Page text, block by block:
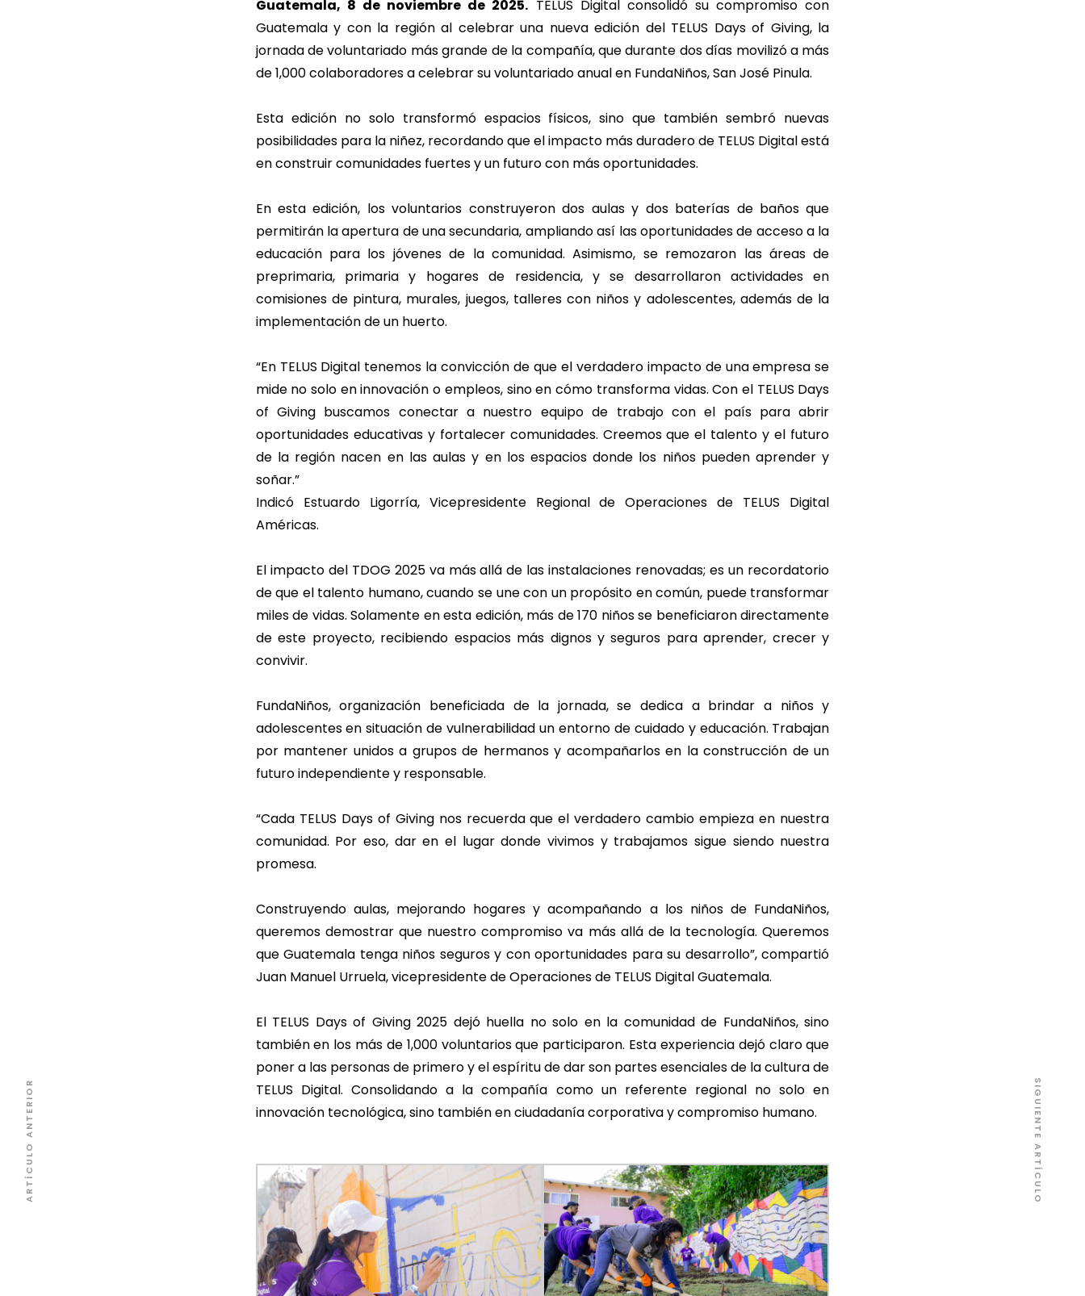
Guatemala, 8 de noviembre de 2025. TELUS Digital consolidó su compromiso con
Guatemala y con la región al celebrar una nueva edición del TELUS Days of Giving, la
jornada de voluntariado más grande de la compañía, que durante dos días movilizó a más
de 1,000 colaboradores a celebrar su voluntariado anual en FundaNiños, San José Pinula.
Esta edición no solo transformó espacios físicos, sino que también sembró nuevas
posibilidades para la niñez, recordando que el impacto más duradero de TELUS Digital está
en construir comunidades fuertes y un futuro con más oportunidades.
En esta edición, los voluntarios construyeron dos aulas y dos baterías de baños que
permitirán la apertura de una secundaria, ampliando así las oportunidades de acceso a la
educación para los jóvenes de la comunidad. Asimismo, se remozaron las áreas de
preprimaria, primaria y hogares de residencia, y se desarrollaron actividades en
comisiones de pintura, murales, juegos, talleres con niños y adolescentes, además de la
implementación de un huerto.
“En TELUS Digital tenemos la convicción de que el verdadero impacto de una empresa se
mide no solo en innovación o empleos, sino en cómo transforma vidas. Con el TELUS Days
of Giving buscamos conectar a nuestro equipo de trabajo con el país para abrir
oportunidades educativas y fortalecer comunidades. Creemos que el talento y el futuro
de la región nacen en las aulas y en los espacios donde los niños pueden aprender y
soñar.”
Indicó Estuardo Ligorría, Vicepresidente Regional de Operaciones de TELUS Digital
Américas.
El impacto del TDOG 2025 va más allá de las instalaciones renovadas; es un recordatorio
de que el talento humano, cuando se une con un propósito en común, puede transformar
miles de vidas. Solamente en esta edición, más de 170 niños se beneficiaron directamente
de este proyecto, recibiendo espacios más dignos y seguros para aprender, crecer y
convivir.
FundaNiños, organización beneficiada de la jornada, se dedica a brindar a niños y
adolescentes en situación de vulnerabilidad un entorno de cuidado y educación. Trabajan
por mantener unidos a grupos de hermanos y acompañarlos en la construcción de un
futuro independiente y responsable.
“Cada TELUS Days of Giving nos recuerda que el verdadero cambio empieza en nuestra
comunidad. Por eso, dar en el lugar donde vivimos y trabajamos sigue siendo nuestra
promesa.
Construyendo aulas, mejorando hogares y acompañando a los niños de FundaNiños,
queremos demostrar que nuestro compromiso va más allá de la tecnología. Queremos
que Guatemala tenga niños seguros y con oportunidades para su desarrollo”, compartió
Juan Manuel Urruela, vicepresidente de Operaciones de TELUS Digital Guatemala.
El TELUS Days of Giving 2025 dejó huella no solo en la comunidad de FundaNiños, sino
también en los más de 1,000 voluntarios que participaron. Esta experiencia dejó claro que
poner a las personas de primero y el espíritu de dar son partes esenciales de la cultura de
TELUS Digital. Consolidando a la compañía como un referente regional no solo en
innovación tecnológica, sino también en ciudadanía corporativa y compromiso humano.
ARTÍCULO ANTERIOR SIGUIENTE ARTÍCULO